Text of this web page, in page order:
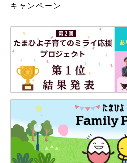
キャンペーン